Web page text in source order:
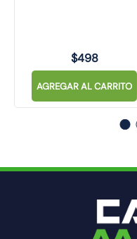
$498
AGREGAR AL CARRITO